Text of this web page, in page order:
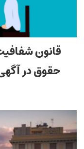
قانون
حقوق در